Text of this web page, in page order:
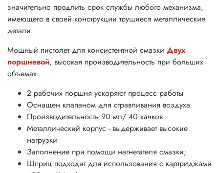
значительно продлить срок службы любого механизма,
имеющего в своей конструкции трущиеся металлические
детали.
Мощный пистолет для консистентной смазки Двух
поршневой, высокая производительность при больших
объемах.
2 рабочих поршня ускоряют процесс работы
Оснащен клапаном для стравливания воздуха
Производительность 90 мл/ 40 качков
Металлический корпус - выдерживает высокие
нагрузки
За­пол­не­ние при по­мощи наг­не­тате­ля смаз­ки;
Шприц подходит для использования с картриджами